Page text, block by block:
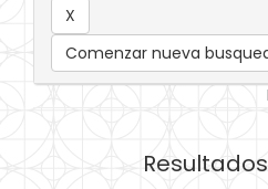
Comenzar nueva
Resultados